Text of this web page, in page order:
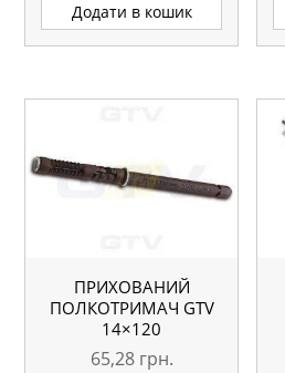
Додати в кошик
ПРИХОВАНИЙ
ПОЛКОТРИМАЧ GTV
14×120
65,28 грн.